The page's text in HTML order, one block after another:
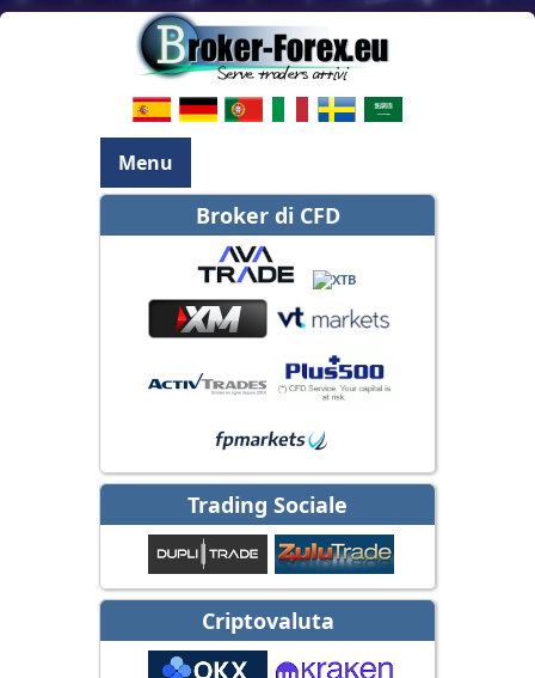
Menu
Broker di CFD
Trading Sociale
Criptovaluta